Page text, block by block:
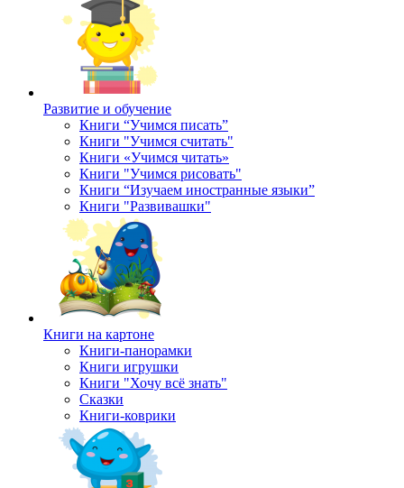
Развитие и обучение
Книги “Учимся писать”
Книги "Учимся считать"
Книги «Учимся читать»
Книги "Учимся рисовать"
Книги “Изучаем иностранные языки”
Книги "Развивашки"
Книги на картоне
Книги-панорамки
Книги игрушки
Книги "Хочу всё знать"
Сказки
Книги-коврики